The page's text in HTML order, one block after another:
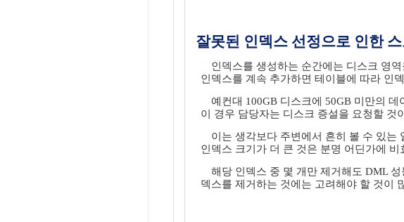
잘못된 인덱스 선정으로 인한 스
인덱스를 생성하는 순간에는 디스크 영
인덱스를 계속 추가하면 테이블에 따라 인
예컨대 100GB 디스크에 50GB 미만의
이 경우 담당자는 디스크 증설을 요청할 것
이는 생각보다 주변에서 흔히 볼 수 있는
인덱스 크기가 더 큰 것은 분명 어딘가에
해당 인덱스 중 몇 개만 제거해도 DML
덱스를 제거하는 것에는 고려해야 할 것이